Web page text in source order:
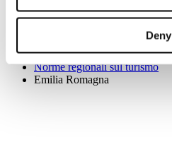
Deny
Home
Normativa e Legislazione
Legislazione
Norme regionali sul turismo
Emilia Romagna